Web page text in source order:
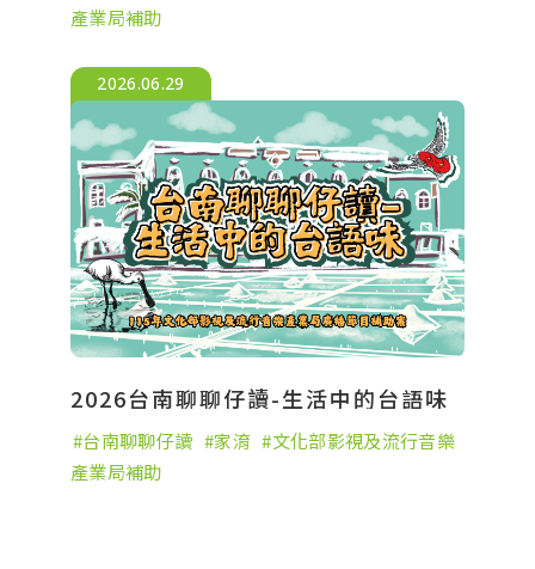
產業局補助
2026.06.29
2026台南聊聊仔讀-生活中的台語味
台南聊聊仔讀 家淯
文化部影視及流行音樂
產業局補助